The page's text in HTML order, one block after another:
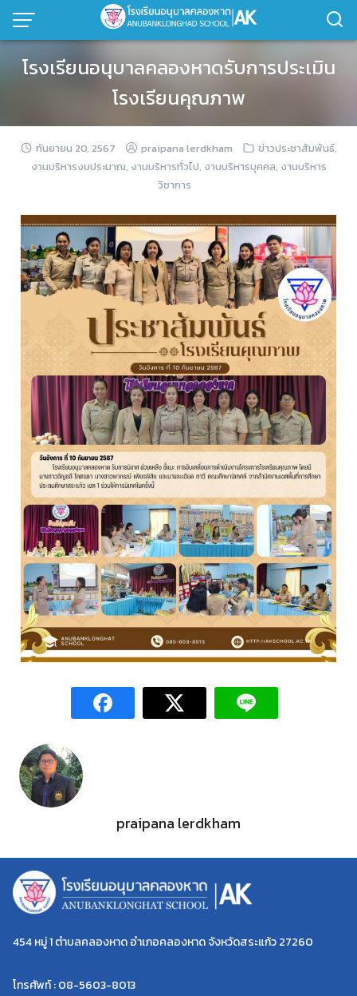
โรงเรียนอนุบาลคลองหาดรับการประเมิน
โรงเรียนคุณภาพ
กันยายน 20, 2567 praipana lerdkham ข่าวประชาสัมพันธ์,
งานบริหารงบประมาณ, งานบริหารทั่วไป, งานบริหารบุคคล, งานบริหาร
วิชาการ
praipana lerdkham
454 หมู่ 1 ตำบลคลองหาด อำเภอคลองหาด จังหวัดสระแก้ว 27260
โทรศัพท์ : 08-5603-8013